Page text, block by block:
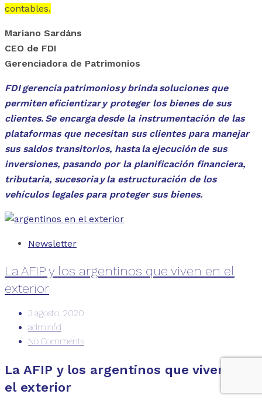
contables.
Mariano Sardáns
CEO de FDI
Gerenciadora de Patrimonios
FDI gerencia patrimonios y brinda soluciones que
permiten eficientizar y proteger los bienes de sus
clientes. Se encarga desde la instrumentación de las
plataformas que necesitan sus clientes para manejar
sus saldos transitorios, hasta la ejecución de sus
inversiones, pasando por la planificación financiera,
tributaria, sucesoria y la estructuración de los
vehículos legales para proteger sus bienes.
Newsletter
La AFIP y los argentinos que viven en el
exterior
3 agosto, 2020
adminfd
No Comments
La AFIP y los argentinos que viven en
el exterior